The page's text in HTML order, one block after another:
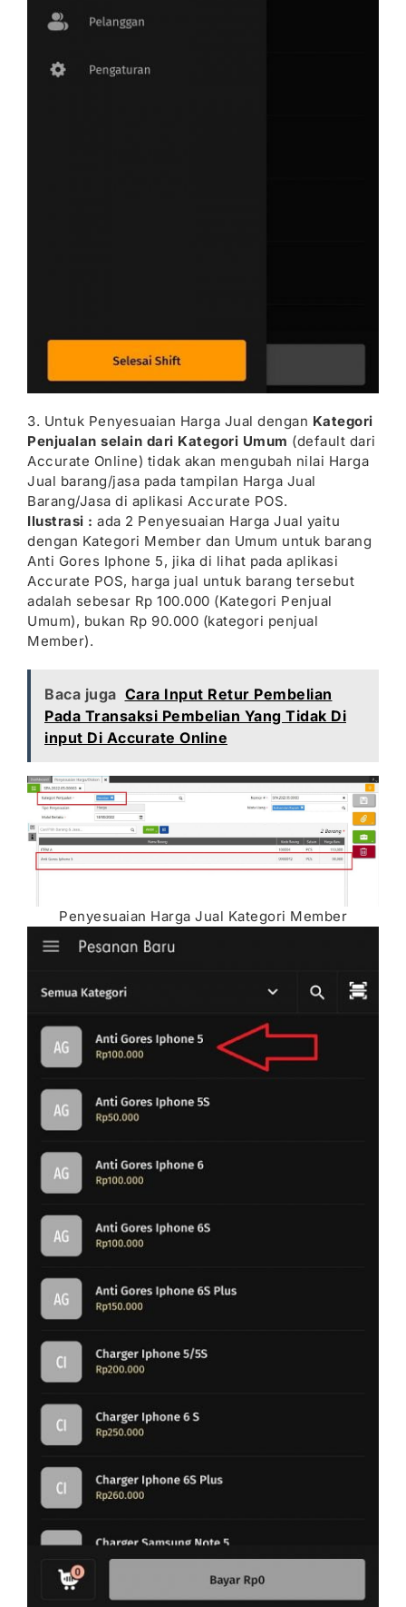
3. Untuk Penyesuaian Harga Jual dengan Kategori
Penjualan selain dari Kategori Umum (default dari
Accurate Online) tidak akan mengubah nilai Harga
Jual barang/jasa pada tampilan Harga Jual
Barang/Jasa di aplikasi Accurate POS.
Ilustrasi : ada 2 Penyesuaian Harga Jual yaitu
dengan Kategori Member dan Umum untuk barang
Anti Gores Iphone 5, jika di lihat pada aplikasi
Accurate POS, harga jual untuk barang tersebut
adalah sebesar Rp 100.000 (Kategori Penjual
Umum), bukan Rp 90.000 (kategori penjual
Member).
Baca juga Cara Input Retur Pembelian
Pada Transaksi Pembelian Yang Tidak Di
input Di Accurate Online
Penyesuaian Harga Jual Kategori Member